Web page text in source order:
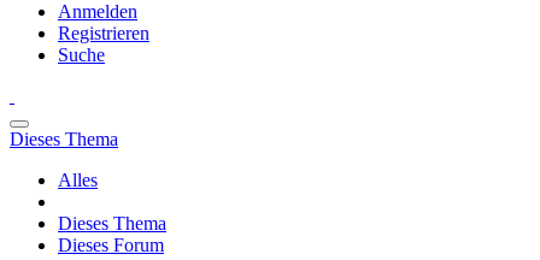
Anmelden
Registrieren
Suche
Dieses Thema
Alles
Dieses Thema
Dieses Forum